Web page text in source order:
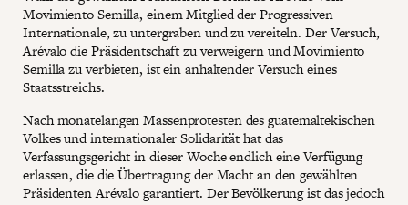
Movimiento Semilla, einem Mitglied der Progressiven
Internationale, zu untergraben und zu vereiteln. Der Versuch,
Arévalo die Präsidentschaft zu verweigern und Movimiento
Semilla zu verbieten, ist ein anhaltender Versuch eines
Staatsstreichs.
Nach monatelangen Massenprotesten des guatemaltekischen
Volkes und internationaler Solidarität hat das
Verfassungsgericht in dieser Woche endlich eine Verfügung
erlassen, die die Übertragung der Macht an den gewählten
Präsidenten Arévalo garantiert. Der Bevölkerung ist das jedoch